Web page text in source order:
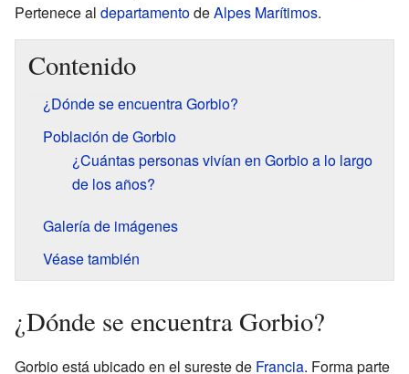
Pertenece al departamentodeAlpes Marítimos.
Contenido
¿Dónde se encuentra Gorbio?
Población de Gorbio
¿Cuántas personas vivían en Gorbio a lo largo
de los años?
Galería de imágenes
Véase también
¿Dónde se encuentra Gorbio?
Gorbio está ubicado en el sureste de Francia. Forma parte